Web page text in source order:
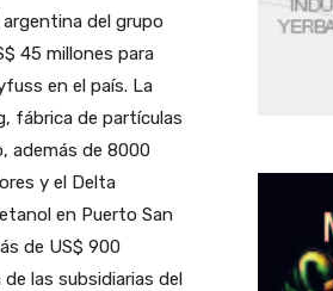
del grupo
45 millones para
en el país. La
fábrica de partículas
además de 8000
y el Delta
en Puerto San
de US$ 900
las subsidiarias del